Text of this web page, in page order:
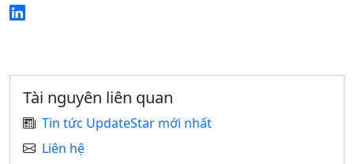
Tài nguyên liên quan
Tin tức UpdateStar mới nhất
Liên hệ